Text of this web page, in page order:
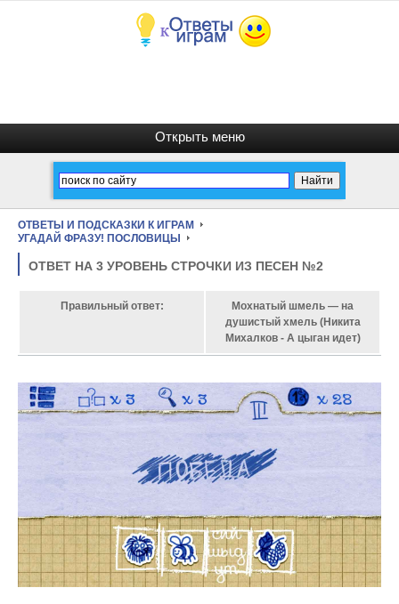
ОТВЕТЫ И ПОДСКАЗКИ К ИГРАМ
УГАДАЙ ФРАЗУ! ПОСЛОВИЦЫ
ОТВЕТ НА 3 УРОВЕНЬ СТРОЧКИ ИЗ ПЕСЕН №2
Правильный ответ:
Мохнатый шмель — на
душистый хмель (Никита
Михалков - А цыган идет)